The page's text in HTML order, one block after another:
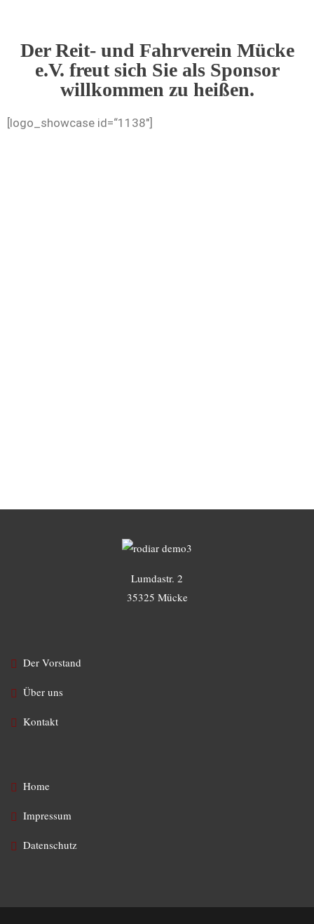
Der Reit- und Fahrverein Mücke
e.V. freut sich Sie als Sponsor
willkommen zu heißen.
[logo_showcase id=“1138″]
Lumdastr. 2
35325 Mücke
Der Vorstand
Über uns
Kontakt
Home
Impressum
Datenschutz